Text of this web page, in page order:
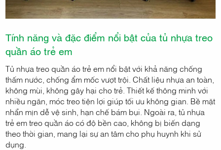
Tính năng và đặc điểm nổi bật của tủ nhựa treo
quần áo trẻ em
Tủ nhựa treo quần áo trẻ em nổi bật với khả năng chống
thấm nước, chống ẩm mốc vượt trội. Chất liệu nhựa an toàn,
không mùi, không gây hại cho trẻ. Thiết kế thông minh với
nhiều ngăn, móc treo tiện lợi giúp tối ưu không gian. Bề mặt
nhẵn mịn dễ vệ sinh, hạn chế bám bụi. Ngoài ra, tủ nhựa
trẻ em treo quần áo có độ bền cao, không bị biến dạng
theo thời gian, mang lại sự an tâm cho phụ huynh khi sử
dụng.